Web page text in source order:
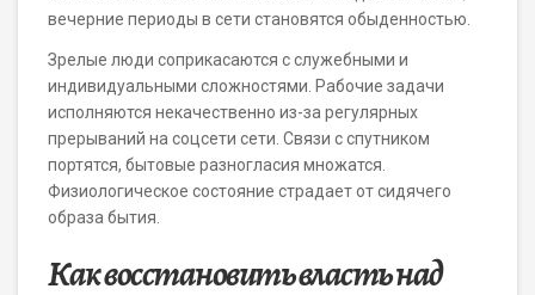
вечерние периоды в сети становятся обыденностью.
Зрелые люди соприкасаются с служебными и
индивидуальными сложностями. Рабочие задачи
исполняются некачественно из-за регулярных
прерываний на соцсети сети. Связи с спутником
портятся, бытовые разногласия множатся.
Физиологическое состояние страдает от сидячего
образа бытия.
Как восстановить власть над